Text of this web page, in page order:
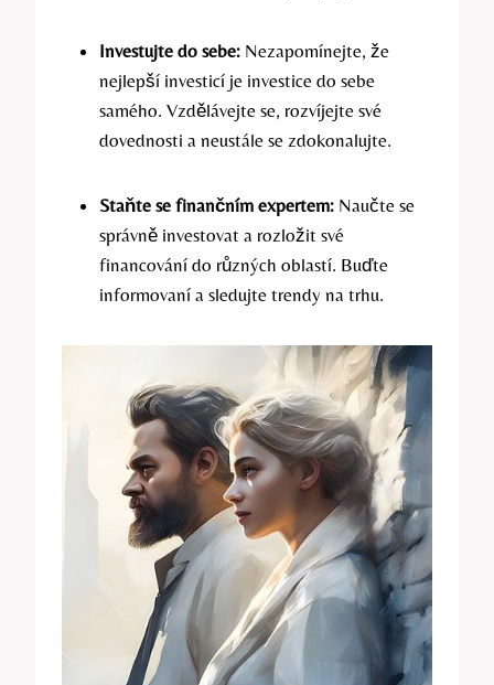
Investujte do sebe: Nezapomínejte, že
nejlepší investicí je investice do sebe
samého. Vzdělávejte se, rozvíjejte své
dovednosti a neustále se zdokonalujte.
Staňte se finančním expertem: Naučte se
správně investovat a rozložit své
financování do různých oblastí. Buďte
informovaní a sledujte trendy na trhu.